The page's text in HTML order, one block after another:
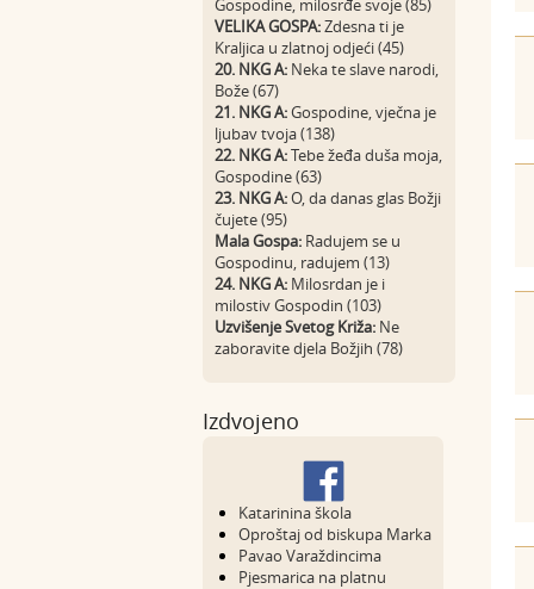
Gospodine, milosrđe svoje (85)
VELIKA GOSPA:Zdesna ti je
Kraljica u zlatnoj odjeći (45)
20. NKG A: Neka te slave narodi,
Bože (67)
21. NKG A:Gospodine, vječna je
ljubav tvoja (138)
22. NKG A:Tebe žeđa duša moja,
Gospodine (63)
23. NKG A:O, da danas glas Božji
čujete (95)
Mala Gospa: Radujem se u
Gospodinu, radujem (13)
24. NKG A: Milosrdan je i
milostiv Gospodin (103)
Uzvišenje Svetog Križa: Ne
zaboravite djela Božjih (78)
Izdvojeno
Katarinina škola
Oproštaj od biskupa Marka
Pavao Varaždincima
Pjesmarica na platnu